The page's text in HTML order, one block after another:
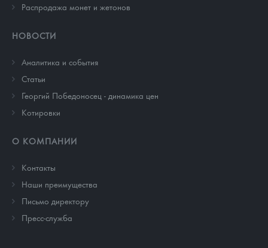
Распродажа монет и жетонов
НОВОСТИ
Аналитика и события
Cтатьи
Георгий Победоносец - динамика цен
Котировки
О КОМПАНИИ
Контакты
Наши преимущества
Письмо директору
Пресс-служба